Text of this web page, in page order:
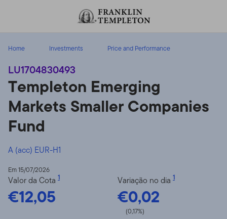
Home Investments Price and Performance
LU1704830493
Templeton Emerging
Markets Smaller Companies
Fund
A (acc) EUR-H1
Em 15/07/2026
Valor da Cota 1
€12,05
Variação no dia 1
€0,02
(0,17%)